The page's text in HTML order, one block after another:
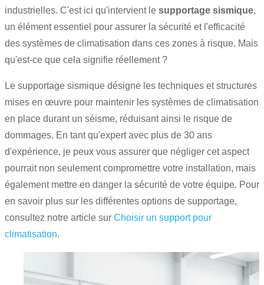
industrielles. C'est ici qu'intervient le supportage sismique,
un élément essentiel pour assurer la sécurité et l'efficacité
des systèmes de climatisation dans ces zones à risque. Mais
qu'est-ce que cela signifie réellement ?
Le supportage sismique désigne les techniques et structures
mises en œuvre pour maintenir les systèmes de climatisation
en place durant un séisme, réduisant ainsi le risque de
dommages. En tant qu'expert avec plus de 30 ans
d'expérience, je peux vous assurer que négliger cet aspect
pourrait non seulement compromettre votre installation, mais
également mettre en danger la sécurité de votre équipe. Pour
en savoir plus sur les différentes options de supportage,
consultez notre article sur Choisir un support pour
climatisation.